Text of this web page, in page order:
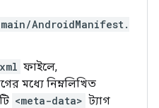
AndroidManifest.
ফাইলে,
মধ্যে নিম্নলিখিত
<meta-data> ট্যাগ